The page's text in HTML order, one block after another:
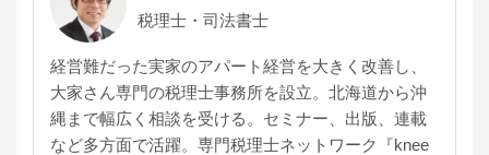
税理士・司法書士
経営難だった実家のアパート経営を大きく改善し、
大家さん専門の税理士事務所を設立。北海道から沖
縄まで幅広く相談を受ける。セミナー、出版、連載
など多方面で活躍。専門税理士ネットワーク『knee